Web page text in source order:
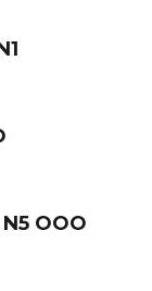
N5 ООО